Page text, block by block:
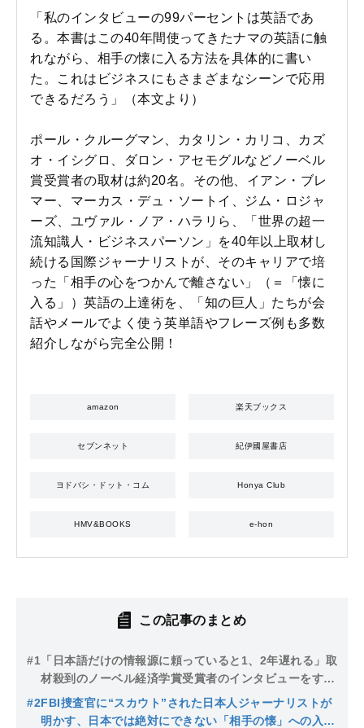
「私のインタビューの99パーセントは英語であ
る。本書はこの40年間使ってきたナマの英語に触
れながら、相手の懐に入る方法を具体的に書い
た。これはビジネスにもさまざまなシーンで応用
できるだろう」（本文より）
ポール・クルーグマン、カタリン・カリコ、カズ
オ・イシグロ、ダロン・アセモグルなどノーベル
賞受賞者の取材は約20名。その他、イアン・ブレ
マー、マーカス・デュ・ソートイ、ジム・ロジャ
ーズ、ユヴァル・ノア・ハラリら、「世界の超一
流知識人・ビジネスパーソン」を40年以上取材し
続ける国際ジャーナリストが、そのキャリアで培
った「相手の心をつかんで離さない」（＝「懐に
入る」）英語の上達術を、「知の巨人」たちが会
話やメールでよく使う英単語やフレーズ例も多数
紹介しながら完全公開！
amazon 楽天ブックス
セブンネット 紀伊國屋書店
ヨドバシ・ドット・コム Honya Club
HMV&BOOKS e-hon
この記事のまとめ
#1 「日本語だけの情報源に頼っていると1、2年遅れる」取
材殺到のノーベル経済学賞受賞者のインタビューをすぐ
とれたジャーナリストが愛読する海外メディア
#2FBI捜査官に“スカウト”された日本人ジャーナリストが
明かす、日本では絶対にできない「相手の懐」への入り